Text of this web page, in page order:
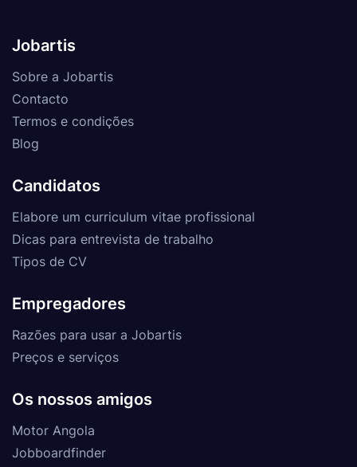
Jobartis
Sobre a Jobartis
Contacto
Termos e condições
Blog
Candidatos
Elabore um curriculum vitae profissional
Dicas para entrevista de trabalho
Tipos de CV
Empregadores
Razões para usar a Jobartis
Preços e serviços
Os nossos amigos
Motor Angola
Jobboardfinder